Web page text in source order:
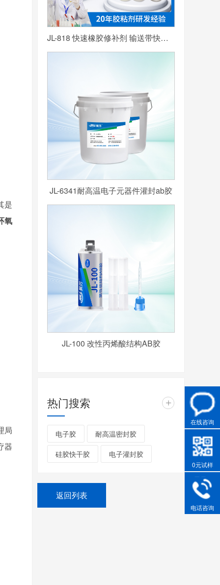
是
氧
局
器
JL-818 快速橡胶修补剂 输送带快速修补
JL-6341耐高温电子元器件灌封ab胶
JL-100 改性丙烯酸结构AB胶
热门搜索 +
电子胶 耐高温密封胶
硅胶快干胶 电子灌封胶
返回列表
在线咨询
0元试样
电话咨询